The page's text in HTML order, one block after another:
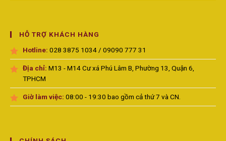
HỖ TRỢ KHÁCH HÀNG
Hotline: 028 3875 1034 / 09090 777 31
Địa chỉ: M13 - M14 Cư xá Phú Lâm B, Phường 13, Quận 6,
TPHCM
Giờ làm việc: 08:00 - 19:30 bao gồm cả thứ 7 và CN.